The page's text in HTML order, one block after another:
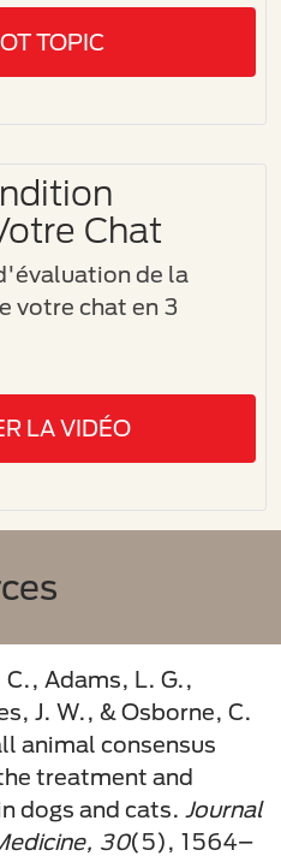
TOPIC
Chat
de la
votre chat en 3
LA VIDÉO
Adams, L. G.,
J. W., & Osborne, C.
animal consensus
treatment and
dogs and cats. Journal
30(5), 1564–